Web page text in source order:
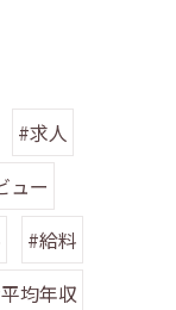
#求人
ュー
#給料
均年収